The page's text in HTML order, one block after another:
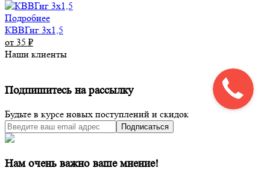
Подробнее
КВВГнг 3х1,5
от 35 ₽
Наши клиенты
Подпишитесь на рассылку
Будьте в курсе новых поступлений и скидок
Подписаться
Нам очень важно ваше мнение!